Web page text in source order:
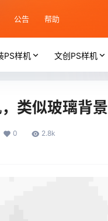
公告 帮助
PS样机 文创PS样机
类似玻璃背景
0 2.8k